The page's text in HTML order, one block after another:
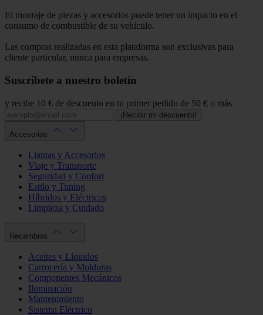
El montaje de piezas y accesorios puede tener un impacto en el
consumo de combustible de su vehículo.
Las compras realizadas en esta plataforma son exclusivas para
cliente particular, nunca para empresas.
Suscríbete a nuestro boletín
y recibe 10 € de descuento en tu primer pedido de 50 € o más
¡Recibir mi descuento!
Accesorios
Llantas y Accesorios
Viaje y Transporte
Seguridad y Confort
Estilo y Tuning
Híbridos y Eléctricos
Limpieza y Cuidado
Recambios
Aceites y Líquidos
Carrocería y Molduras
Componentes Mecánicos
Iluminación
Mantenimiento
Sistema Eléctrico